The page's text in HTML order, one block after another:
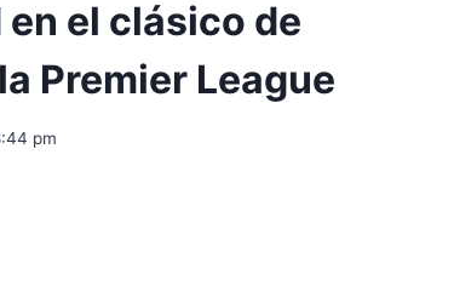
el clásico de
Premier League
pm